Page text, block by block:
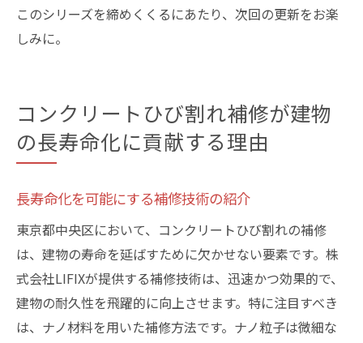
このシリーズを締めくくるにあたり、次回の更新をお楽
しみに。
コンクリートひび割れ補修が建物
の長寿命化に貢献する理由
長寿命化を可能にする補修技術の紹介
東京都中央区において、コンクリートひび割れの補修
は、建物の寿命を延ばすために欠かせない要素です。株
式会社LIFIXが提供する補修技術は、迅速かつ効果的で、
建物の耐久性を飛躍的に向上させます。特に注目すべき
は、ナノ材料を用いた補修方法です。ナノ粒子は微細な